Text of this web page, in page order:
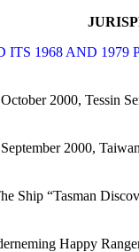
1968 AND 1979
2000, Tessin
2000,
Ship “Tasman
Happy